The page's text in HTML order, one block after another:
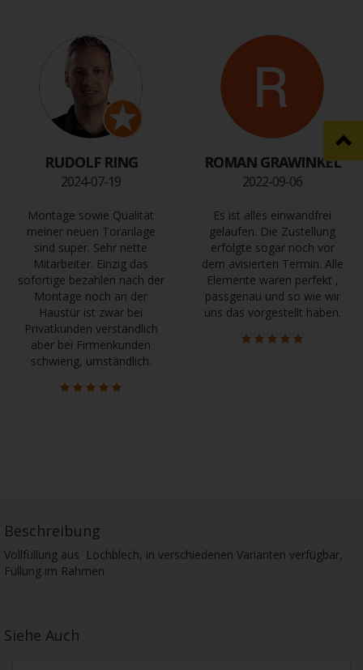
RUDOLF RING
2024-07-19
Montage sowie Qualität
meiner neuen Toranlage
sind super. Sehr nette
Mitarbeiter. Einzig das
sofortige bezahlen nach der
Montage noch an der
Haustür ist zwar bei
Privatkunden verständlich
aber bei Firmenkunden
schwierig, umständlich.
ROMAN GRAWINKEL
2022-09-06
Es ist alles einwandfrei
gelaufen. Die Zustellung
erfolgte sogar noch vor
dem avisierten Termin. Alle
Elemente waren perfekt ,
passgenau und so wie wir
uns das vorgestellt haben.
Beschreibung
Vollfüllung aus Lochblech, in verschiedenen Varianten verfügbar,
Füllung im Rahmen
Siehe Auch